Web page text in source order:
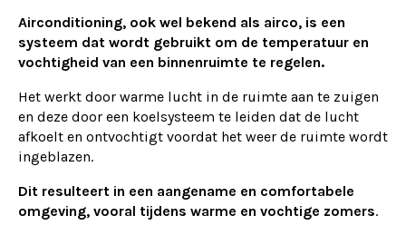
Airconditioning, ook wel bekend als airco, is een
systeem dat wordt gebruikt om de temperatuur en
vochtigheid van een binnenruimte te regelen.
Het werkt door warme lucht in de ruimte aan te zuigen
en deze door een koelsysteem te leiden dat de lucht
afkoelt en ontvochtigt voordat het weer de ruimte wordt
ingeblazen.
Dit resulteert in een aangename en comfortabele
omgeving, vooral tijdens warme en vochtige zomers.